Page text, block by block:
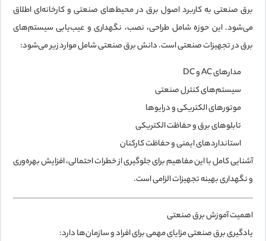
برق صنعتی به کاربرد اصول برق در محیط‌های صنعتی و کارخانه‌ای اطلاق
می‌شود. این حوزه شامل طراحی، نصب، نگهداری و عیب‌یابی سیستم‌های
برق در تجهیزات صنعتی است. دانش برق صنعتی شامل موارد زیر می‌شود:
مدارهای AC و DC
سیستم‌های کنترل صنعتی
موتورهای الکتریکی و درایوها
تابلوهای برق و حفاظت الکتریکی
استانداردهای ایمنی و حفاظت کارکنان
آشنایی کامل با این مفاهیم برای جلوگیری از خطرات احتمالی، افزایش بهره‌وری
و نگهداری بهینه تجهیزات الزامی است.
اهمیت آموزش برق صنعتی
یادگیری برق صنعتی مزایای مهمی برای افراد و سازمان‌ها دارد: